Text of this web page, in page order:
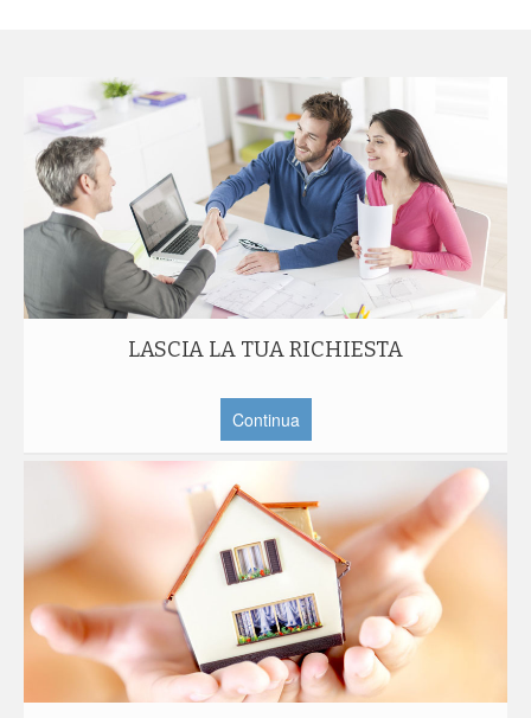
LASCIA LA TUA RICHIESTA
Continua